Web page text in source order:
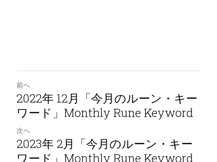
前へ
2022年 12月「今月のルーン・キー
ワード」Monthly Rune Keyword
次へ
2023年 2月「今月のルーン・キー
ワード」Monthly Rune Keyword